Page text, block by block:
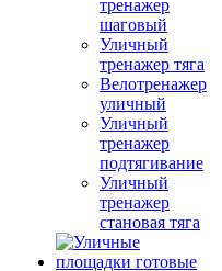
тренажер
шаговый
Уличный
тренажер тяга
Велотренажер
уличный
Уличный
тренажер
подтягивание
Уличный
тренажер
становая тяга